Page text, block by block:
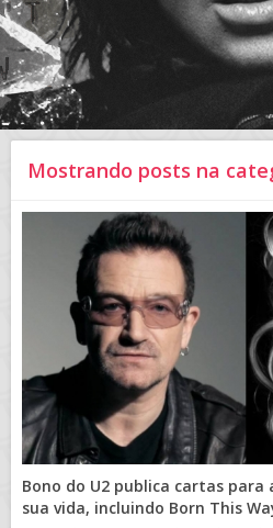
Mostrando posts na
Bono do U2 publica cartas para
sua vida, incluindo Born This